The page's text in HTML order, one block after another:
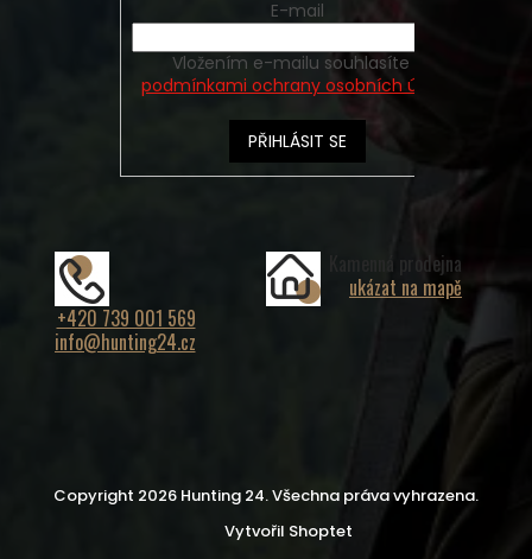
E-mail
podmínkami ochrany osobních údajů
PŘIHLÁSIT SE
+420 739 001 569
info@hunting24.cz
Kamenná prodejna
ukázat na mapě
Vytvořil Shoptet
Copyright 2026 Hunting 24. Všechna práva vyhrazena.